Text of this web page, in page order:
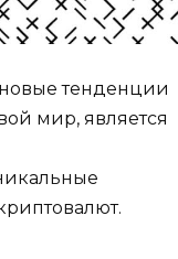
тенденции
мир, является